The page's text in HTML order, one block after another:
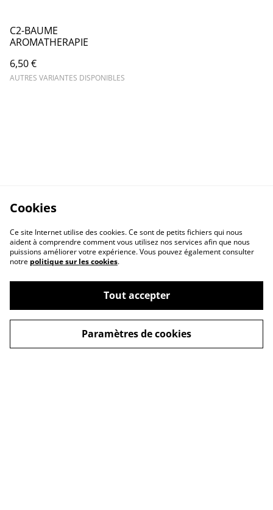
C2-BAUME
AROMATHERAPIE
6,50 €
AUTRES VARIANTES DISPONIBLES
Cookies
Ce site Internet utilise des cookies. Ce sont de petits fichiers qui nous
aident à comprendre comment vous utilisez nos services afin que nous
puissions améliorer votre expérience. Vous pouvez également consulter
notre politique sur les cookies.
Tout accepter
Paramètres de cookies